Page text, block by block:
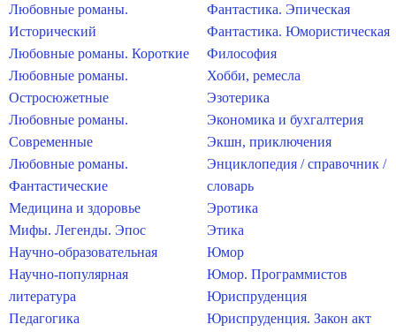
Любовные романы.
Исторический
Любовные романы. Короткие
Любовные романы.
Остросюжетные
Любовные романы.
Современные
Любовные романы.
Фантастические
Медицина и здоровье
Мифы. Легенды. Эпос
Научно-образовательная
Научно-популярная
литература
Педагогика
Фантастика. Эпическая
Фантастика. Юмористическая
Философия
Хобби, ремесла
Эзотерика
Экономика и бухгалтерия
Экшн, приключения
Энциклопедия / справочник /
словарь
Эротика
Этика
Юмор
Юмор. Программистов
Юриспруденция
Юриспруденция. Закон акт